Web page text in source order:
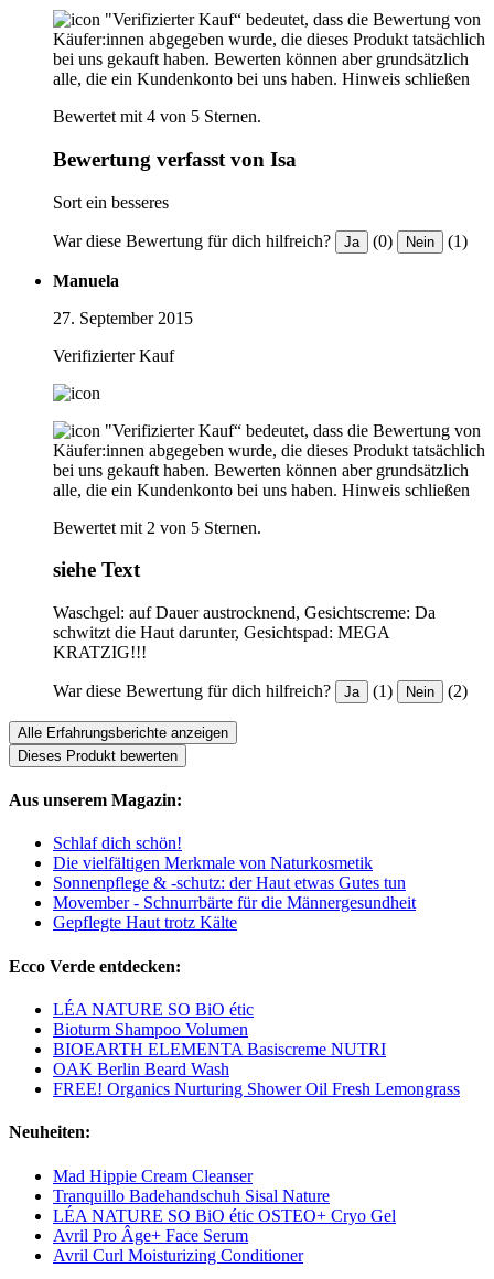
"Verifizierter Kauf“ bedeutet, dass die Bewertung von
Käufer:innen abgegeben wurde, die dieses Produkt tatsächlich
bei uns gekauft haben. Bewerten können aber grundsätzlich
alle, die ein Kundenkonto bei uns haben. Hinweis schließen
Bewertet mit 4 von 5 Sternen.
Bewertung verfasst von Isa
Sort ein besseres
War diese Bewertung für dich hilfreich? Ja (0) Nein (1)
Manuela
27. September 2015
Verifizierter Kauf
"Verifizierter Kauf“ bedeutet, dass die Bewertung von
Käufer:innen abgegeben wurde, die dieses Produkt tatsächlich
bei uns gekauft haben. Bewerten können aber grundsätzlich
alle, die ein Kundenkonto bei uns haben. Hinweis schließen
Bewertet mit 2 von 5 Sternen.
siehe Text
Waschgel: auf Dauer austrocknend, Gesichtscreme: Da
schwitzt die Haut darunter, Gesichtspad: MEGA
KRATZIG!!!
War diese Bewertung für dich hilfreich? Ja (1) Nein (2)
Alle Erfahrungsberichte anzeigen
Dieses Produkt bewerten
Aus unserem Magazin:
Schlaf dich schön!
Die vielfältigen Merkmale von Naturkosmetik
Sonnenpflege & -schutz: der Haut etwas Gutes tun
Movember - Schnurrbärte für die Männergesundheit
Gepflegte Haut trotz Kälte
Ecco Verde entdecken:
LÉA NATURE SO BiO étic
Bioturm Shampoo Volumen
BIOEARTH ELEMENTA Basiscreme NUTRI
OAK Berlin Beard Wash
FREE! Organics Nurturing Shower Oil Fresh Lemongrass
Neuheiten:
Mad Hippie Cream Cleanser
Tranquillo Badehandschuh Sisal Nature
LÉA NATURE SO BiO étic OSTEO+ Cryo Gel
Avril Pro Âge+ Face Serum
Avril Curl Moisturizing Conditioner